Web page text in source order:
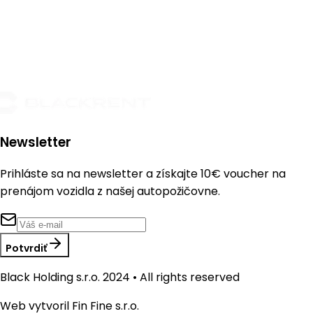
Newsletter
Prihláste sa na newsletter a získajte10€ voucher na
prenájom vozidla z našej autopožičovne.
Potvrdiť
Black Holding s.r.o. 2024 • All rights reserved
Web vytvoril Fin Fine s.r.o.